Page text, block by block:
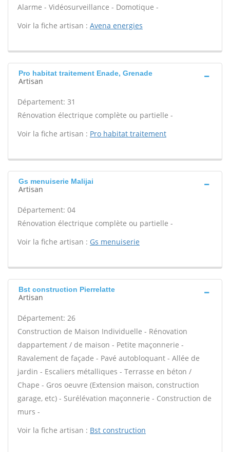
Alarme - Vidéosurveillance - Domotique -
Voir la fiche artisan : Avena energies
Pro habitat traitement Enade, Grenade
Artisan
Département: 31
Rénovation électrique complète ou partielle -
Voir la fiche artisan : Pro habitat traitement
Gs menuiserie Malijai
Artisan
Département: 04
Rénovation électrique complète ou partielle -
Voir la fiche artisan : Gs menuiserie
Bst construction Pierrelatte
Artisan
Département: 26
Construction de Maison Individuelle - Rénovation
dappartement / de maison - Petite maçonnerie -
Ravalement de façade - Pavé autobloquant - Allée de
jardin - Escaliers métalliques - Terrasse en béton /
Chape - Gros oeuvre (Extension maison, construction
garage, etc) - Surélévation maçonnerie - Construction de
murs -
Voir la fiche artisan : Bst construction